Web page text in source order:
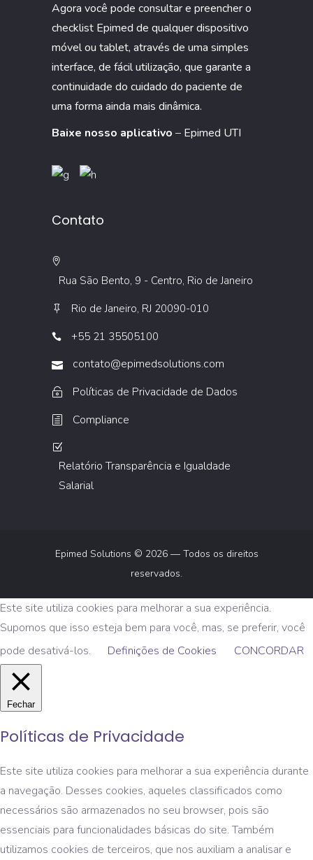
UTI
Agora você pode consultar e preencher o
checklist Epimed de qualquer dispositivo
móvel ou tablet, através de uma simples
interface, de fácil utilização, que garante a
continuidade do cuidado do paciente de
uma forma ainda mais dinâmica.
Baixe nosso aplicativo – Epimed UTI
Contato
Rua São Bento, 9 - Centro, Rio de Janeiro
Rio de Janeiro, RJ 20090-010
+55 21 35505100
contato@epimedsolutions.com
Políticas de Privacidade de Dados
Compliance
Relatório Transparência e Igualdade
Salarial
Epimed Solutions © 2026 — Todos os direitos
reservados.
Este site utiliza cookies para melhorar a sua experiência.
Supomos que isso esteja bem para você, mas, se preferir, você
pode desativá-los.
Definições de Cookies CONCORDAR
Fechar
Políticas de Privacidade
Este site utiliza cookies para melhorar a sua experiência durante
a navegação. Desses cookies, aqueles classificados como
necessários são armazenados no seu browser, pois são
essenciais para funcionalidades básicas do site. Também
utilizamos cookies de terceiros, que nos auxiliam a analisar e